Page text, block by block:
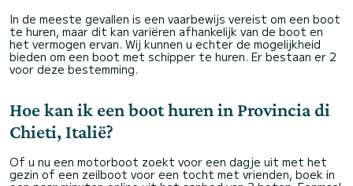
In de meeste gevallen is een vaarbewijs vereist om een boot
te huren, maar dit kan variëren afhankelijk van de boot en
het vermogen ervan. Wij kunnen u echter de mogelijkheid
bieden om een boot met schipper te huren. Er bestaan er 2
voor deze bestemming.
Hoe kan ik een boot huren in Provincia di
Chieti, Italië?
Of u nu een motorboot zoekt voor een dagje uit met het
gezin of een zeilboot voor een tocht met vrienden, boek in